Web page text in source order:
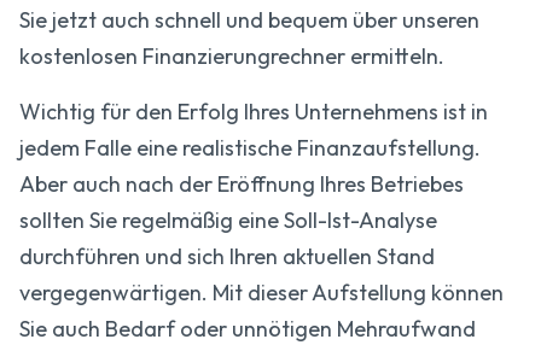
Sie jetzt auch schnell und bequem über unseren
kostenlosen Finanzierungrechner ermitteln.
Wichtig für den Erfolg Ihres Unternehmens ist in
jedem Falle eine realistische Finanzaufstellung.
Aber auch nach der Eröffnung Ihres Betriebes
sollten Sie regelmäßig eine Soll-Ist-Analyse
durchführen und sich Ihren aktuellen Stand
vergegenwärtigen. Mit dieser Aufstellung können
Sie auch Bedarf oder unnötigen Mehraufwand